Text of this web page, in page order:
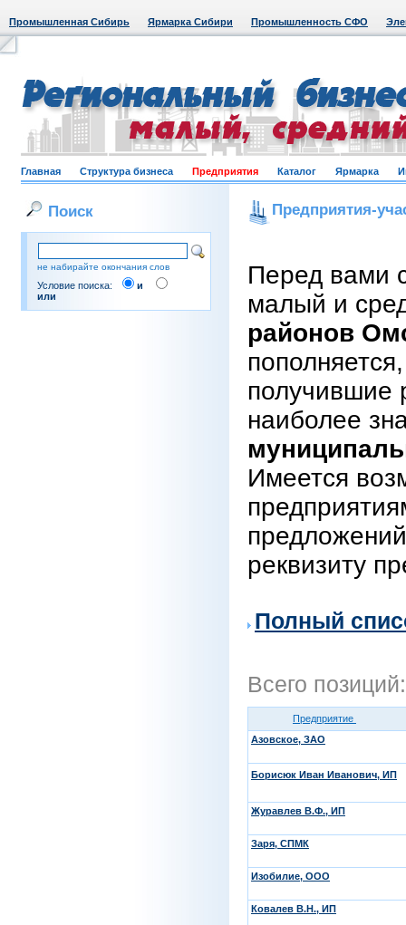
Промышленная Сибирь Ярмарка Сибири Промышленность СФО
Главная Структура бизнеса Предприятия Каталог Ярмарка
Поиск
не набирайте окончания слов
Условие поиска:
и
или
Предприятия-
Перед вами
малый и
районов
получившие
наиболее
Имеется
реквизиту
Полный
Всего
Предприятие
Азовское, ЗАО
Борисюк Иван Иванович, ИП
Журавлев В.Ф., ИП
Заря, СПМК
Изобилие, ООО
Ковалев В.Н., ИП